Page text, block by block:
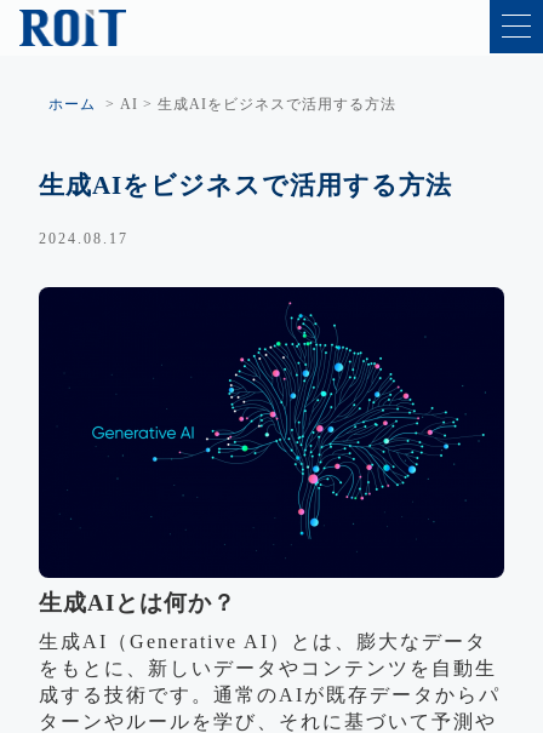
ホーム > AI > 生成AIをビジネスで活用する方法
生成AIをビジネスで活用する方法
2024.08.17
生成AIとは何か？
生成AI（Generative AI）とは、膨大なデータ
をもとに、新しいデータやコンテンツを自動生
成する技術です。通常のAIが既存データからパ
ターンやルールを学び、それに基づいて予測や